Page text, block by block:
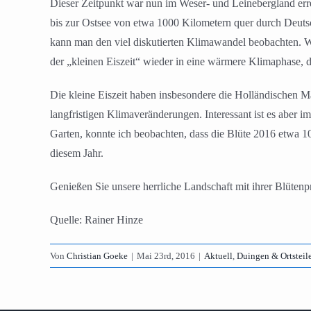
Dieser Zeitpunkt war nun im Weser- und Leinebergland
bis zur Ostsee von etwa 1000 Kilometern quer durch
kann man den viel diskutierten Klimawandel beobachten.
der „kleinen Eiszeit“ wieder in eine wärmere Klimaphase,
Die kleine Eiszeit haben insbesondere die Holländischen
langfristigen Klimaveränderungen. Interessant ist es aber
Garten, konnte ich beobachten, dass die Blüte 2016 etwa
diesem Jahr.
Genießen Sie unsere herrliche Landschaft mit ihrer
Quelle: Rainer Hinze
Von Christian Goeke | Mai 23rd, 2016 | Aktuell, Duingen &